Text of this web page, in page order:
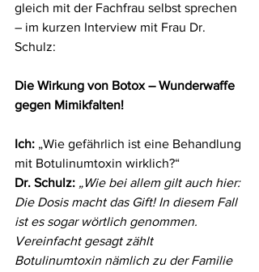
gleich mit der Fachfrau selbst sprechen
– im kurzen Interview mit Frau Dr.
Schulz:
Die Wirkung von Botox – Wunderwaffe
gegen Mimikfalten!
Ich: „Wie gefährlich ist eine Behandlung
mit Botulinumtoxin wirklich?“
Dr. Schulz: „Wie bei allem gilt auch hier:
Die Dosis macht das Gift! In diesem Fall
ist es sogar wörtlich genommen.
Vereinfacht gesagt zählt
Botulinumtoxin nämlich zu der Familie